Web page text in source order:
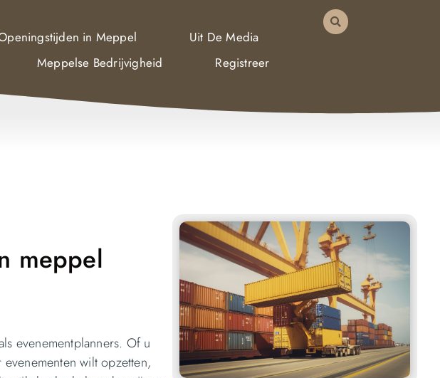
in Meppel
Uit De Media
Meppelse Bedrijvigheid
Registreer
meppel
evenementplanners. Of u
wilt opzetten,